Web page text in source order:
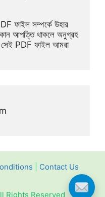
আপত্তি থাকলে অনুগ্রহ
PDF ফাইল আমরা
Contact Us
Rights Reserved